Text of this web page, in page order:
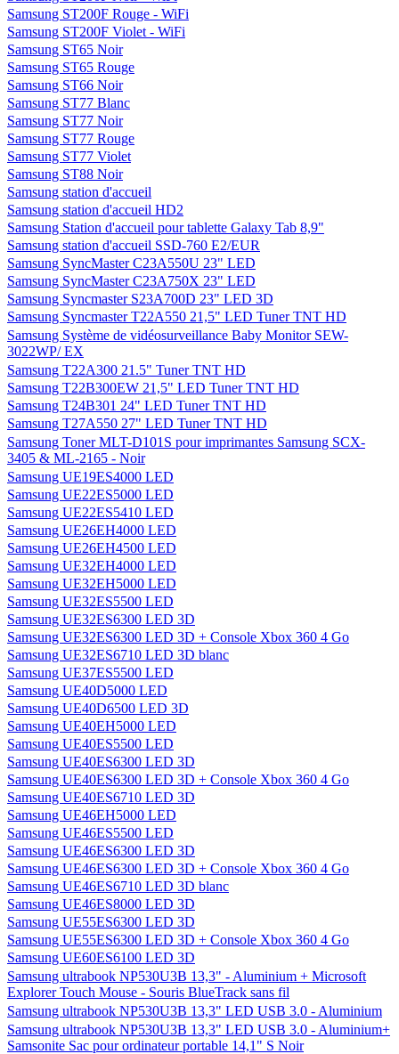
Samsung ST200F Rouge - WiFi
Samsung ST200F Violet - WiFi
Samsung ST65 Noir
Samsung ST65 Rouge
Samsung ST66 Noir
Samsung ST77 Blanc
Samsung ST77 Noir
Samsung ST77 Rouge
Samsung ST77 Violet
Samsung ST88 Noir
Samsung station d'accueil
Samsung station d'accueil HD2
Samsung Station d'accueil pour tablette Galaxy Tab 8,9"
Samsung station d'accueil SSD-760 E2/EUR
Samsung SyncMaster C23A550U 23" LED
Samsung SyncMaster C23A750X 23" LED
Samsung Syncmaster S23A700D 23" LED 3D
Samsung Syncmaster T22A550 21,5" LED Tuner TNT HD
Samsung Système de vidéosurveillance Baby Monitor SEW-
3022WP/ EX
Samsung T22A300 21.5" Tuner TNT HD
Samsung T22B300EW 21,5" LED Tuner TNT HD
Samsung T24B301 24" LED Tuner TNT HD
Samsung T27A550 27" LED Tuner TNT HD
Samsung Toner MLT-D101S pour imprimantes Samsung SCX-
3405 & ML-2165 - Noir
Samsung UE19ES4000 LED
Samsung UE22ES5000 LED
Samsung UE22ES5410 LED
Samsung UE26EH4000 LED
Samsung UE26EH4500 LED
Samsung UE32EH4000 LED
Samsung UE32EH5000 LED
Samsung UE32ES5500 LED
Samsung UE32ES6300 LED 3D
Samsung UE32ES6300 LED 3D + Console Xbox 360 4 Go
Samsung UE32ES6710 LED 3D blanc
Samsung UE37ES5500 LED
Samsung UE40D5000 LED
Samsung UE40D6500 LED 3D
Samsung UE40EH5000 LED
Samsung UE40ES5500 LED
Samsung UE40ES6300 LED 3D
Samsung UE40ES6300 LED 3D + Console Xbox 360 4 Go
Samsung UE40ES6710 LED 3D
Samsung UE46EH5000 LED
Samsung UE46ES5500 LED
Samsung UE46ES6300 LED 3D
Samsung UE46ES6300 LED 3D + Console Xbox 360 4 Go
Samsung UE46ES6710 LED 3D blanc
Samsung UE46ES8000 LED 3D
Samsung UE55ES6300 LED 3D
Samsung UE55ES6300 LED 3D + Console Xbox 360 4 Go
Samsung UE60ES6100 LED 3D
Samsung ultrabook NP530U3B 13,3" - Aluminium + Microsoft
Explorer Touch Mouse - Souris BlueTrack sans fil
Samsung ultrabook NP530U3B 13,3" LED USB 3.0 - Aluminium
Samsung ultrabook NP530U3B 13,3" LED USB 3.0 - Aluminium+
Samsonite Sac pour ordinateur portable 14,1" S Noir